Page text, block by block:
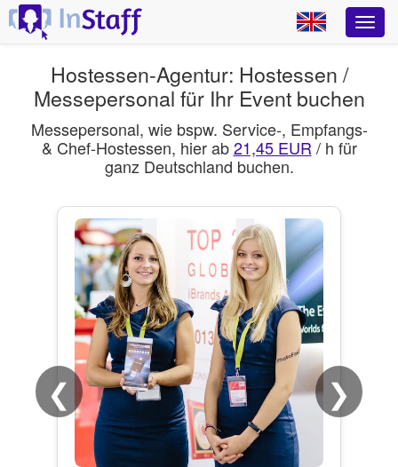
Hostessen-Agentur: Hostessen /
Messepersonal für Ihr Event buchen
Messepersonal, wie bspw. Service-, Empfangs-
& Chef-Hostessen, hier ab21,45 EUR/ h für
ganz Deutschland buchen.
❮ ❯